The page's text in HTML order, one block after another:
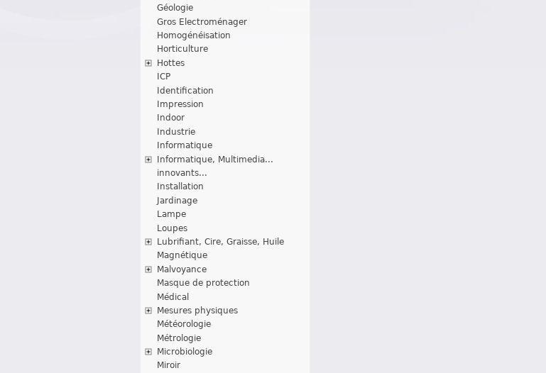
Géologie
Gros Electroménager
Homogénéisation
Horticulture
Hottes
ICP
Identification
Impression
Indoor
Industrie
Informatique
Informatique, Multimedia...
innovants...
Installation
Jardinage
Lampe
Loupes
Lubrifiant, Cire, Graisse, Huile
Magnétique
Malvoyance
Masque de protection
Médical
Mesures physiques
Météorologie
Métrologie
Microbiologie
Miroir